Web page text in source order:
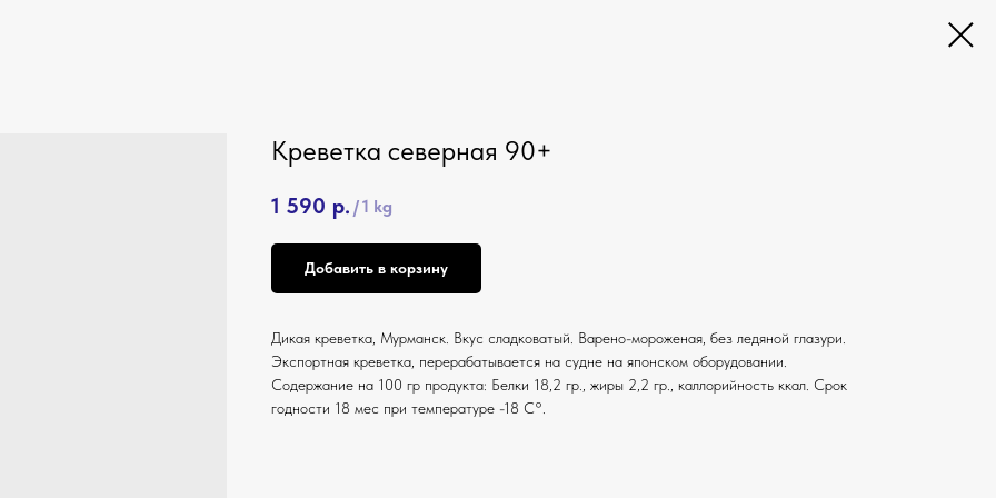
Креветка северная 90+
1 590 р. /1 kg
Добавить в корзину
Дикая креветка, Мурманск. Вкус сладковатый. Варено-мороженая, без ледяной глазури.
Экспортная креветка, перерабатывается на судне на японском оборудовании.
Содержание на 100 гр продукта: Белки 18,2 гр., жиры 2,2 гр., каллорийность ккал. Срок
годности 18 мес при температуре -18 С°.